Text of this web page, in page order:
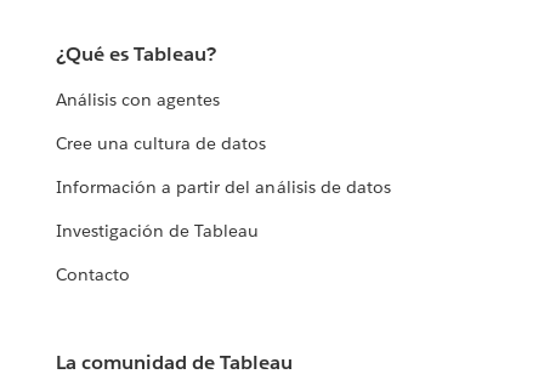
¿Qué es Tableau?
Análisis con agentes
Cree una cultura de datos
Información a partir del análisis de datos
Investigación de Tableau
Contacto
La comunidad de Tableau